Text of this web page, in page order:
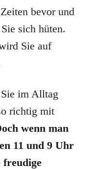
bevor und
sich hüten.
Sie auf
im Alltag
richtig mit
wenn man
11 und 9 Uhr
freudige